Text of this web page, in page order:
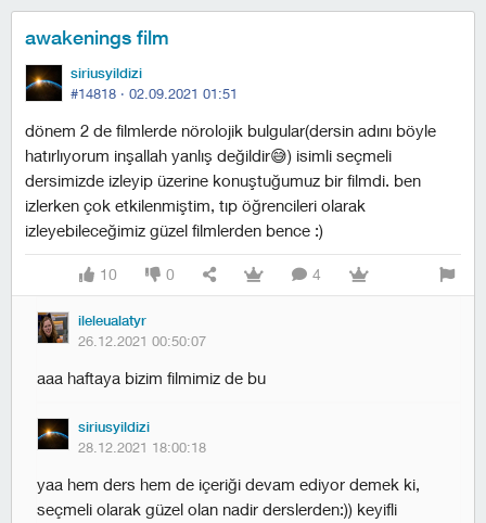
awakenings film
siriusyildizi
#14818 · 02.09.2021 01:51
dönem 2 de filmlerde nörolojik bulgular(dersin adını böyle
hatırlıyorum inşallah yanlış değildir😅) isimli seçmeli
dersimizde izleyip üzerine konuştuğumuz bir filmdi. ben
izlerken çok etkilenmiştim, tıp öğrencileri olarak
izleyebileceğimiz güzel filmlerden bence :)
10 0 4
ileleualatyr
26.12.2021 00:50:07
aaa haftaya bizim filmimiz de bu
siriusyildizi
28.12.2021 18:00:18
yaa hem ders hem de içeriği devam ediyor demek ki,
seçmeli olarak güzel olan nadir derslerden:)) keyifli